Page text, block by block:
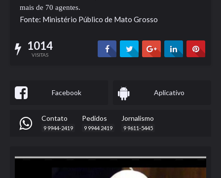
mais de 70 agentes.
Fonte: Ministério Público de Mato Grosso
1014
VISITAS
Facebook Aplicativo
Contato
9 9944-2419
Pedidos
9 9944 2419
Jornalismo
9 9611-5445